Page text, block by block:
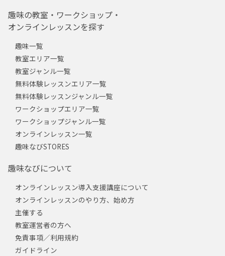
趣味の教室・ワークショップ・
オンラインレッスンを探す
趣味一覧
教室エリア一覧
教室ジャンル一覧
無料体験レッスンエリア一覧
無料体験レッスンジャンル一覧
ワークショップエリア一覧
ワークショップジャンル一覧
オンラインレッスン一覧
趣味なびSTORES
趣味なびについて
オンラインレッスン導入支援講座について
オンラインレッスンのやり方、始め方
主催する
教室運営者の方へ
免責事項／利用規約
ガイドライン